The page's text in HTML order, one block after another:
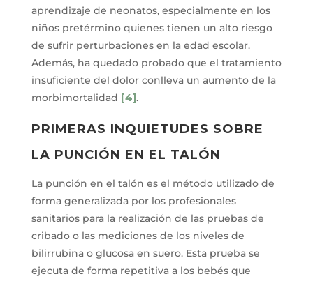
aprendizaje de neonatos, especialmente en los
niños pretérmino quienes tienen un alto riesgo
de sufrir perturbaciones en la edad escolar.
Además, ha quedado probado que el tratamiento
insuficiente del dolor conlleva un aumento de la
morbimortalidad [4].
PRIMERAS INQUIETUDES SOBRE
LA PUNCIÓN EN EL TALÓN
La punción en el talón es el método utilizado de
forma generalizada por los profesionales
sanitarios para la realización de las pruebas de
cribado o las mediciones de los niveles de
bilirrubina o glucosa en suero. Esta prueba se
ejecuta de forma repetitiva a los bebés que